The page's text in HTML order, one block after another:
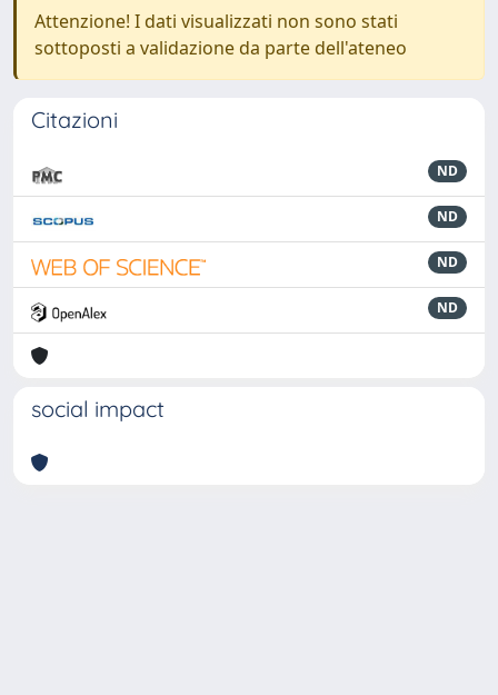
Attenzione! I dati visualizzati non sono stati
sottoposti a validazione da parte dell'ateneo
Citazioni
ND
ND
ND
ND
social impact